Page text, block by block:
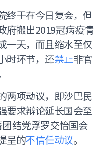
终于在今日复会，但
府搬出2019冠病疫情
一天，而且缩水至仅
时环节，还禁止非官
两项动议，即沙巴民
要求辩论延长国会至
团结党浮罗交怡国会
呈的不信任动议。